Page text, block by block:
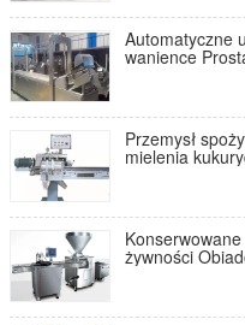
Automatyczne
wanience
Przemysł
mielenia
żywności